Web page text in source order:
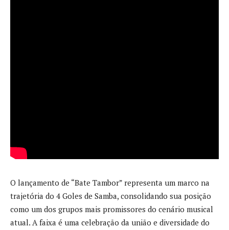
O lançamento de “Bate Tambor” representa um marco na
trajetória do 4 Goles de Samba, consolidando sua posição
como um dos grupos mais promissores do cenário musical
atual. A faixa é uma celebração da união e diversidade do